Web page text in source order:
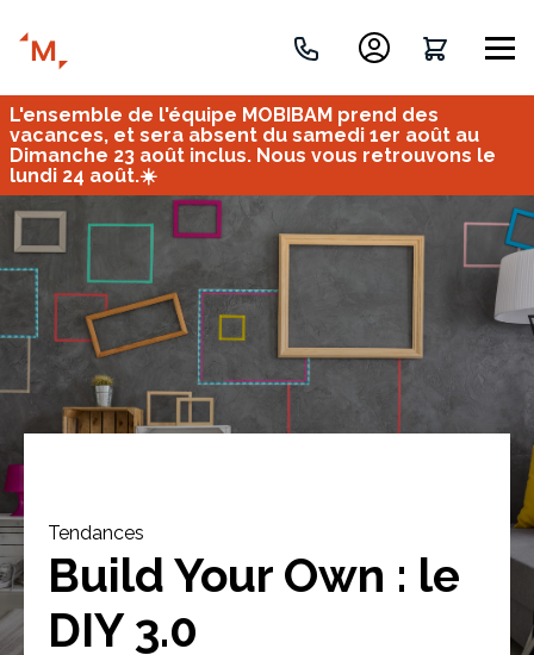
Créez votre projet de A à Z
Imaginez et concevez un meuble 100% unique.
L'ensemble de l'équipe MOBIBAM prend des
vacances, et sera absent du samedi 1er août au
Dimanche 23 août inclus. Nous vous retrouvons le
lundi 24 août.☀️
Tendances
Build Your Own : le
DIY 3.0